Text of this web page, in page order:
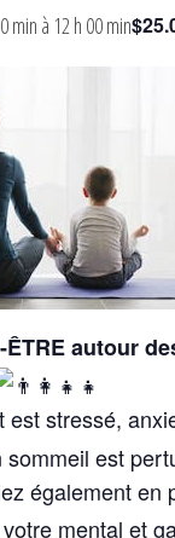
min à 12 h 00 min
ÊTRE autour
est stressé,
sommeil est
également en
mental et